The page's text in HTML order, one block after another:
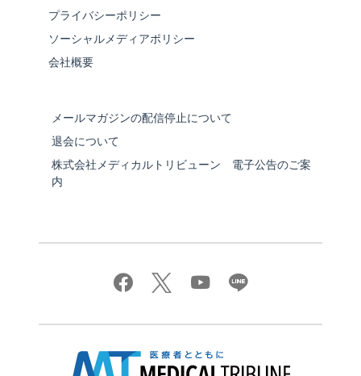
プライバシーポリシー
ソーシャルメディアポリシー
会社概要
メールマガジンの配信停止について
退会について
株式会社メディカルトリビューン 電子公告のご案
内